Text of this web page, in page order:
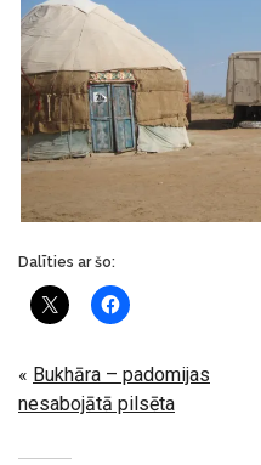
Dalīties ar šo:
« Bukhāra – padomijas
nesabojātā pilsēta